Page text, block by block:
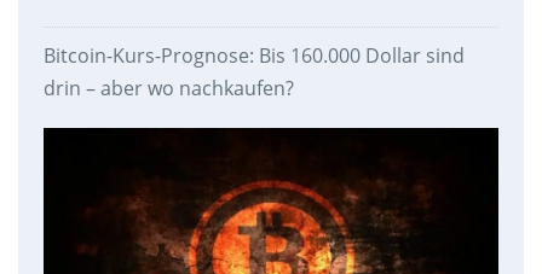
Bitcoin-Kurs-Prognose: Bis 160.000 Dollar sind
drin – aber wo nachkaufen?